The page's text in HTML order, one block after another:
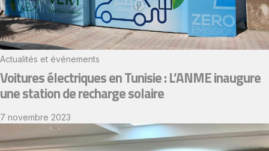
Actualités et événements
Voitures électriques en Tunisie : L’ANME inaugure
une station de recharge solaire
7 novembre 2023